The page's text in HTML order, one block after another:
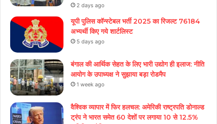
2 days ago
यूपी पुलिस कॉन्स्टेबल भर्ती 2025 का रिजल्ट 76184
अभ्यर्थी किए गये शार्टलिस्ट
5 days ago
बंगाल की आर्थिक सेहत के लिए भारी उद्योग ही इलाज: नीत‌ि
आयोग के उपाध्यक्ष ने सुझाया बड़ा रोडमैप
1 week ago
वैश्विक व्यापार में फिर हलचल: अमेरिकी राष्ट्रपति डोनाल्ड
ट्रंप ने भारत समेत 60 देशों पर लगाया 10 से 12.5%